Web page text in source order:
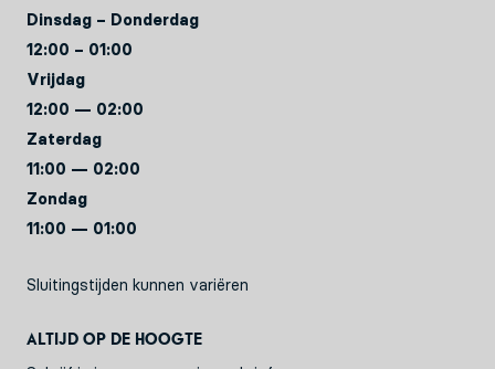
Dinsdag – Donderdag
12:00 – 01:00
Vrijdag
12:00 — 02:00
Zaterdag
11:00 — 02:00
Zondag
11:00 — 01:00
Sluitingstijden kunnen variëren
Altijd op de hoogte